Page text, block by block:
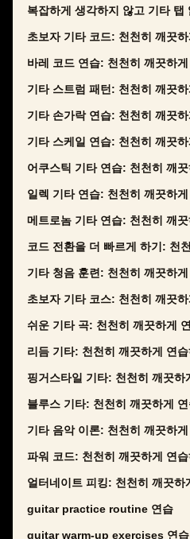
복잡하게 생각하지 않고 기타 탭
초보자 기타 코드: 천천히 깨끗하
바레 코드 연습: 천천히 깨끗하게
기타 스트럼 패턴: 천천히 깨끗하
기타 손가락 연습: 천천히 깨끗하
기타 스케일 연습: 천천히 깨끗하
어쿠스틱 기타 연습: 천천히 깨끗
일렉 기타 연습: 천천히 깨끗하게
메트로놈 기타 연습: 천천히 깨끗
코드 전환을 더 빠르게 하기: 천
기타 청음 훈련: 천천히 깨끗하게
초보자 기타 코스: 천천히 깨끗하
쉬운 기타 곡: 천천히 깨끗하게
리듬 기타: 천천히 깨끗하게 연습
핑거스타일 기타: 천천히 깨끗하
블루스 기타: 천천히 깨끗하게 연
기타 음악 이론: 천천히 깨끗하게
파워 코드: 천천히 깨끗하게 연습
얼터네이트 피킹: 천천히 깨끗하
guitar practice routine 연습
guitar warm-up exercises 연습